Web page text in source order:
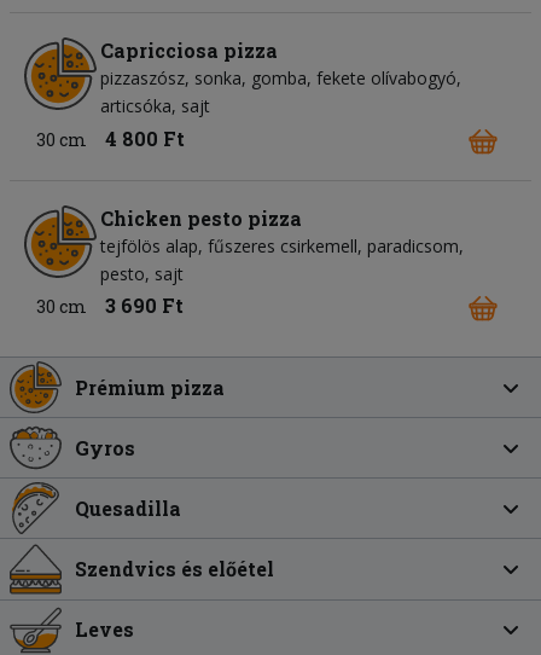
Capricciosa pizza
pizzaszósz sonka gomba fekete olívabogyó
articsóka sajt
30 cm
4 800 Ft
Chicken pesto pizza
tejfölös alap fűszeres csirkemell paradicsom
pesto sajt
30 cm
3 690 Ft
Prémium pizza
Gyros
Quesadilla
Szendvics és előétel
Leves